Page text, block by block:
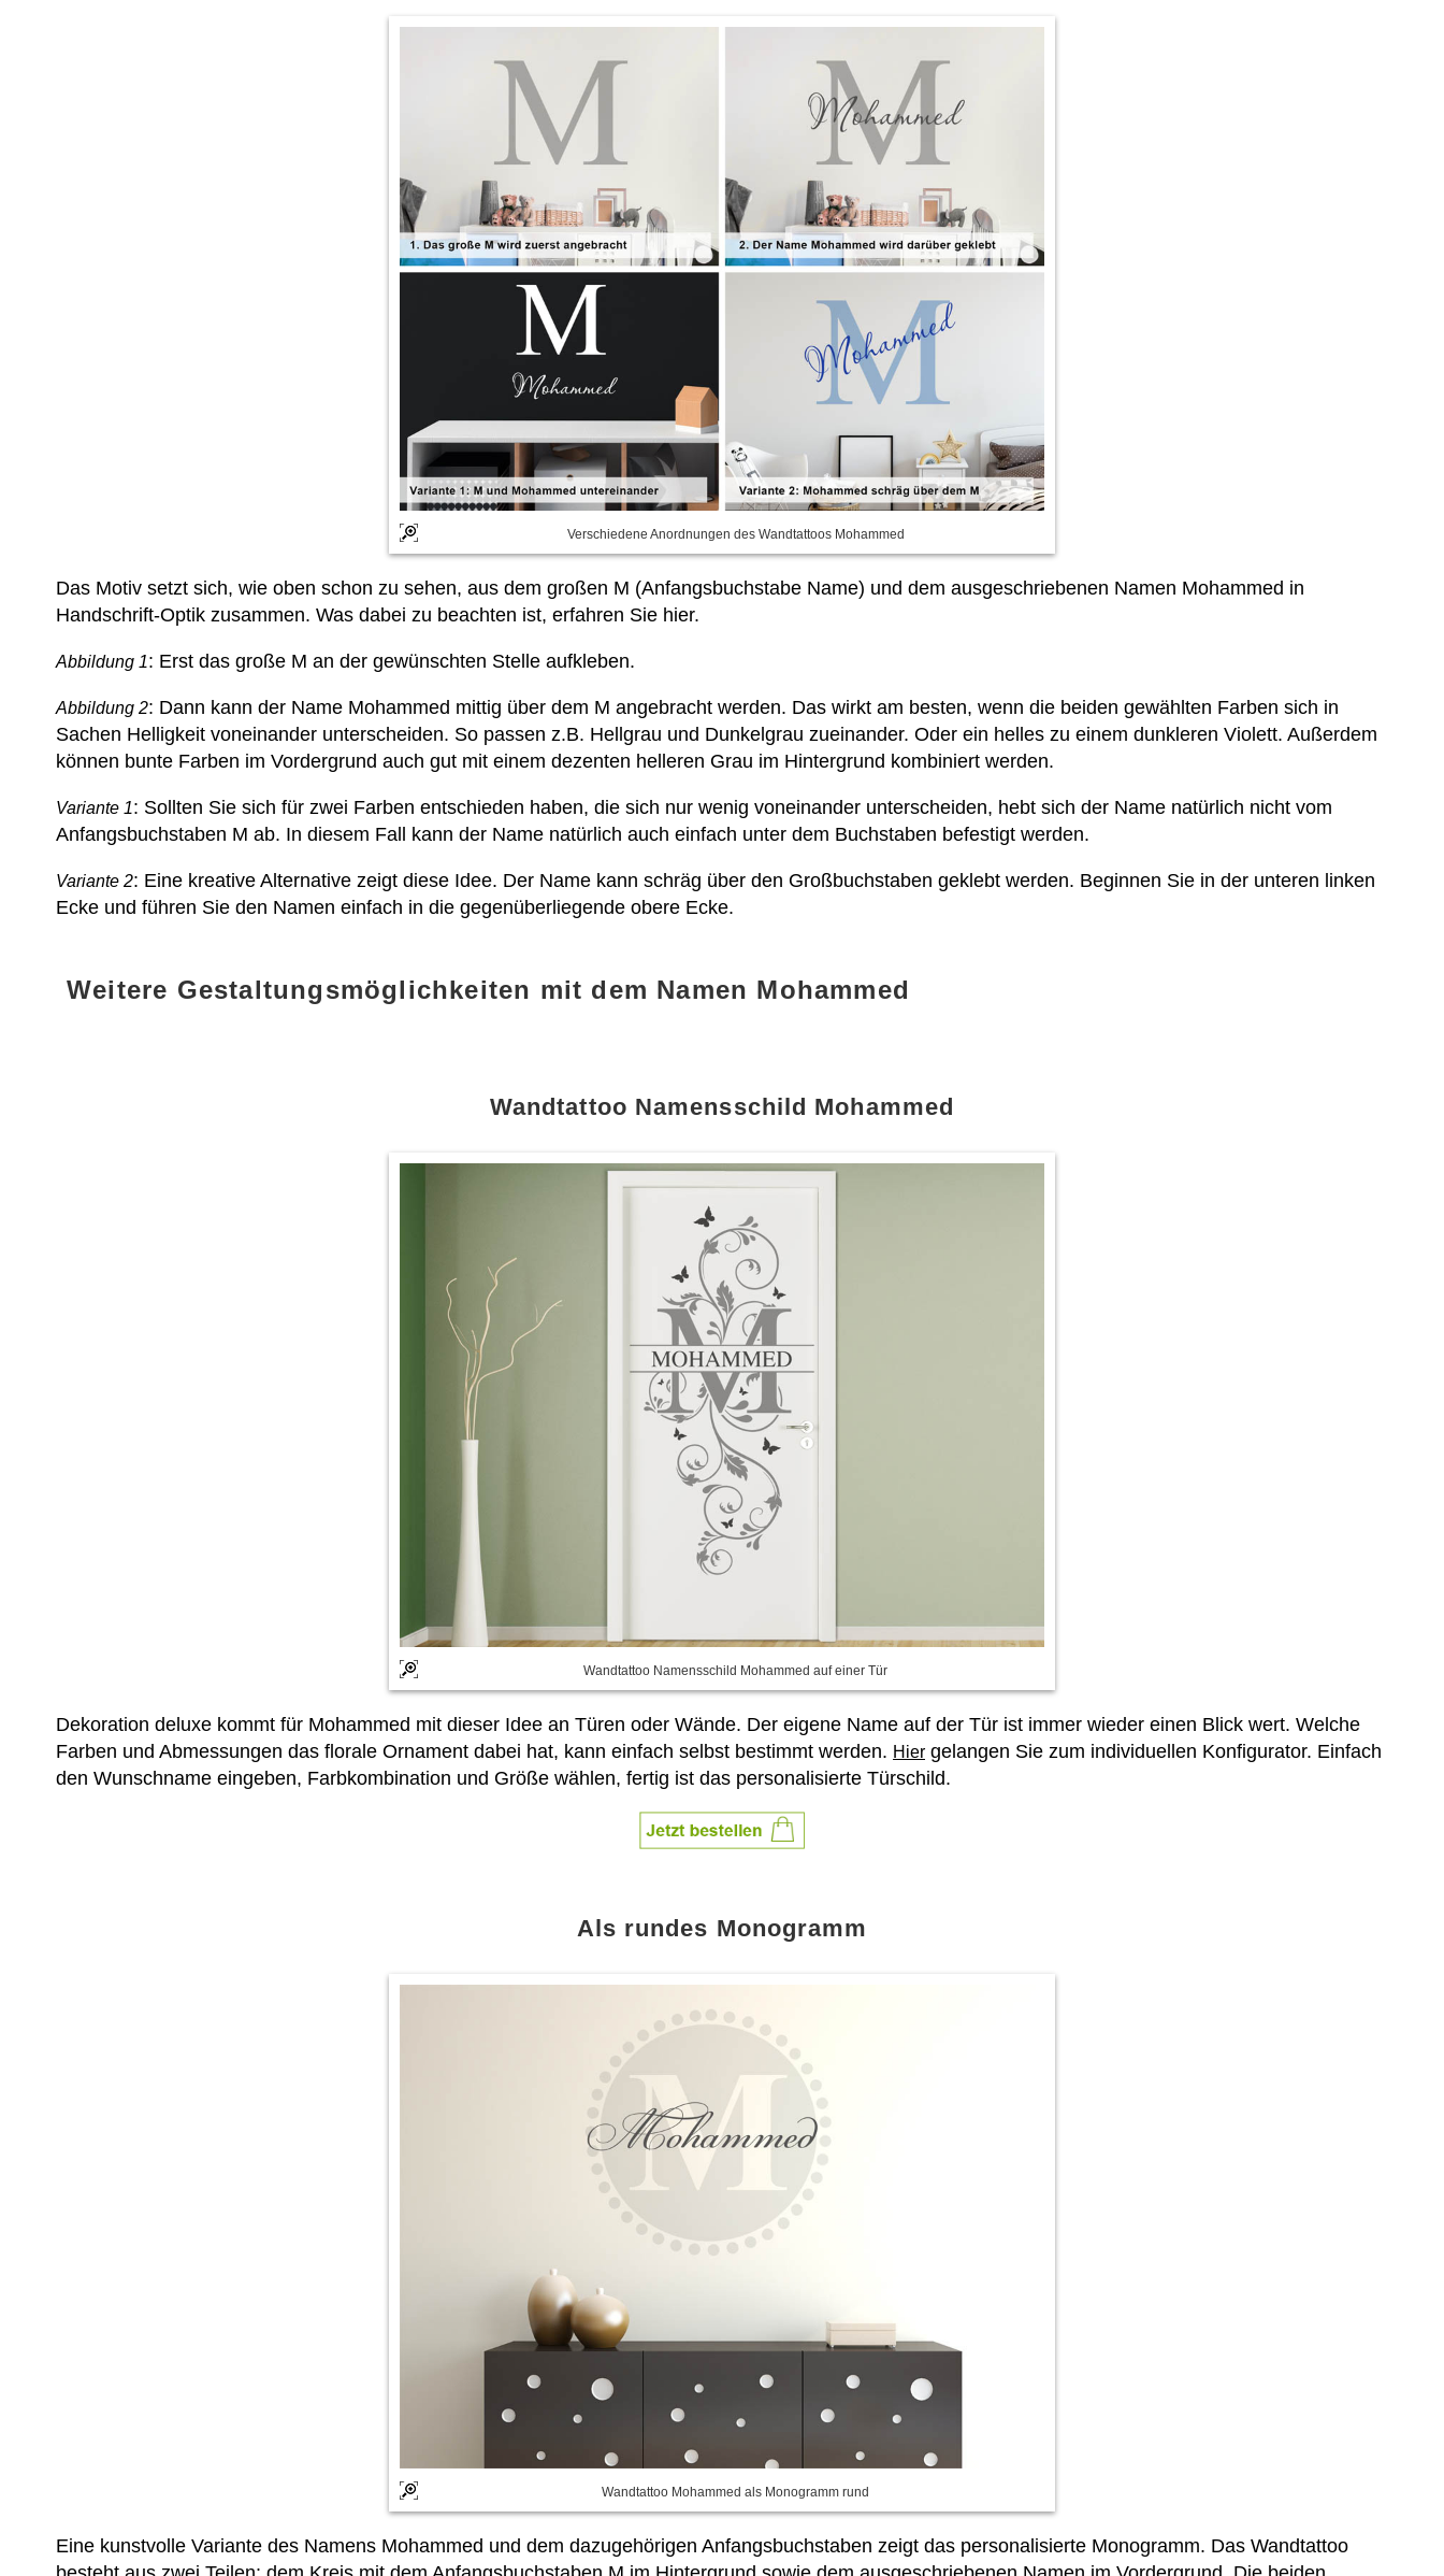
Verschiedene Anordnungen des Wandtattoos Mohammed
Das Motiv setzt sich, wie oben schon zu sehen, aus dem großen M (Anfangsbuchstabe Name) und dem ausgeschriebenen Namen Mohammed in
Handschrift-Optik zusammen. Was dabei zu beachten ist, erfahren Sie hier.
Abbildung 1: Erst das große M an der gewünschten Stelle aufkleben.
Abbildung 2: Dann kann der Name Mohammed mittig über dem M angebracht werden. Das wirkt am besten, wenn die beiden gewählten Farben sich in
Sachen Helligkeit voneinander unterscheiden. So passen z.B. Hellgrau und Dunkelgrau zueinander. Oder ein helles zu einem dunkleren Violett. Außerdem
können bunte Farben im Vordergrund auch gut mit einem dezenten helleren Grau im Hintergrund kombiniert werden.
Variante 1: Sollten Sie sich für zwei Farben entschieden haben, die sich nur wenig voneinander unterscheiden, hebt sich der Name natürlich nicht vom
Anfangsbuchstaben M ab. In diesem Fall kann der Name natürlich auch einfach unter dem Buchstaben befestigt werden.
Variante 2: Eine kreative Alternative zeigt diese Idee. Der Name kann schräg über den Großbuchstaben geklebt werden. Beginnen Sie in der unteren linken
Ecke und führen Sie den Namen einfach in die gegenüberliegende obere Ecke.
Weitere Gestaltungsmöglichkeiten mit dem Namen Mohammed
Wandtattoo Namensschild Mohammed
Wandtattoo Namensschild Mohammed auf einer Tür
Dekoration deluxe kommt für Mohammed mit dieser Idee an Türen oder Wände. Der eigene Name auf der Tür ist immer wieder einen Blick wert. Welche
Farben und Abmessungen das florale Ornament dabei hat, kann einfach selbst bestimmt werden. Hier gelangen Sie zum individuellen Konfigurator. Einfach
den Wunschname eingeben, Farbkombination und Größe wählen, fertig ist das personalisierte Türschild.
Als rundes Monogramm
Wandtattoo Mohammed als Monogramm rund
Eine kunstvolle Variante des Namens Mohammed und dem dazugehörigen Anfangsbuchstaben zeigt das personalisierte Monogramm. Das Wandtattoo